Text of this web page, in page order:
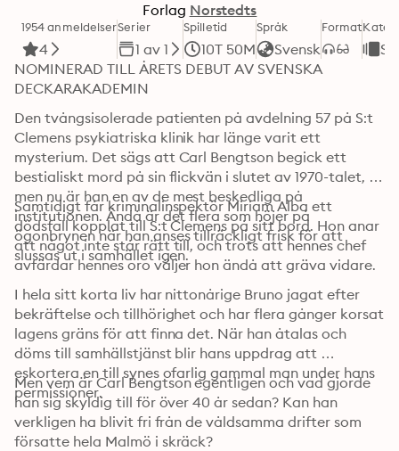
Forlag Norstedts
1954 anmeldelser
4
Serier
1 av 1
Spilletid
10T 50M
Språk
Svensk
Format
NOMINERAD TILL ÅRETS DEBUT AV SVENSKA
DECKARAKADEMIN
Den tvångsisolerade patienten på avdelning 57 på S:t
Clemens psykiatriska klinik har länge varit ett
mysterium. Det sägs att Carl Bengtson begick ett
bestialiskt mord på sin flickvän i slutet av 1970-talet,
men nu är han en av de mest beskedliga på
institutionen. Ändå är det flera som höjer på
ögonbrynen när han anses tillräckligt frisk för att
slussas ut i samhället igen.
Samtidigt får kriminalinspektör Miriam Alba ett
dödsfall kopplat till S:t Clemens på sitt bord. Hon anar
att något inte står rätt till, och trots att hennes chef
avfärdar hennes oro väljer hon ändå att gräva vidare.
I hela sitt korta liv har nittonårige Bruno jagat efter
bekräftelse och tillhörighet och har flera gånger korsat
lagens gräns för att finna det. När han åtalas och
döms till samhällstjänst blir hans uppdrag att
eskortera en till synes ofarlig gammal man under hans
permissioner.
Men vem är Carl Bengtson egentligen och vad gjorde
han sig skyldig till för över 40 år sedan? Kan han
verkligen ha blivit fri från de våldsamma drifter som
försatte hela Malmö i skräck?